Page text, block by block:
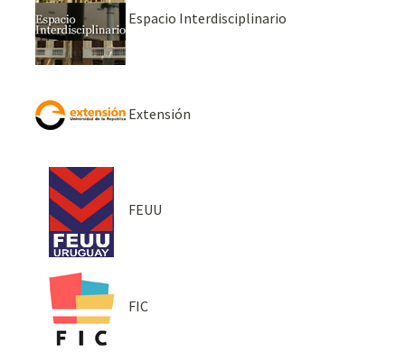
Espacio Interdisciplinario
Extensión
FEUU
FIC